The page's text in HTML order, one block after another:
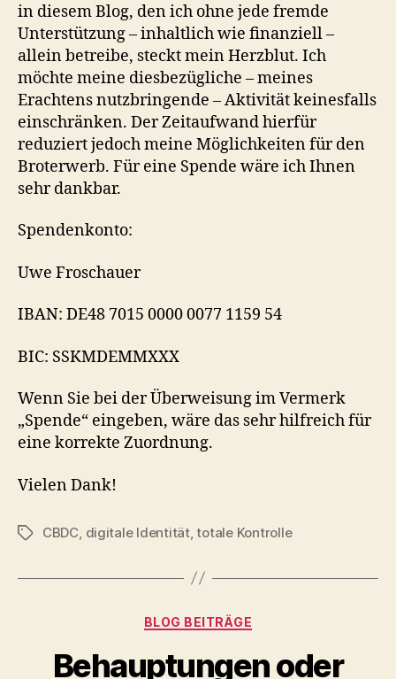
in diesem Blog, den ich ohne jede fremde
Unterstützung – inhaltlich wie finanziell –
allein betreibe, steckt mein Herzblut. Ich
möchte meine diesbezügliche – meines
Erachtens nutzbringende – Aktivität keinesfalls
einschränken. Der Zeitaufwand hierfür
reduziert jedoch meine Möglichkeiten für den
Broterwerb. Für eine Spende wäre ich Ihnen
sehr dankbar.
Spendenkonto:
Uwe Froschauer
IBAN: DE48 7015 0000 0077 1159 54
BIC: SSKMDEMMXXX
Wenn Sie bei der Überweisung im Vermerk
„Spende“ eingeben, wäre das sehr hilfreich für
eine korrekte Zuordnung.
Vielen Dank!
Schlagwörter
CBDC digitale Identität,totale Kontrolle
Kategorien
BLOG BEITRÄGE
Behauptungen oder